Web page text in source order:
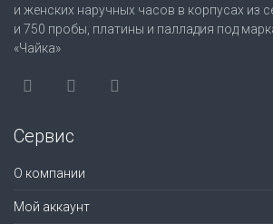
и женских наручных часов в корпусах из
и 750 пробы, платины и палладия под
«Чайка»
Сервис
О компании
Мой аккаунт